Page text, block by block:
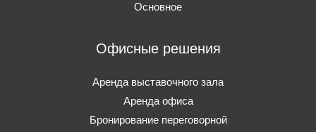
Основное
Офисные решения
Аренда выставочного зала
Аренда офиса
Бронирование переговорной